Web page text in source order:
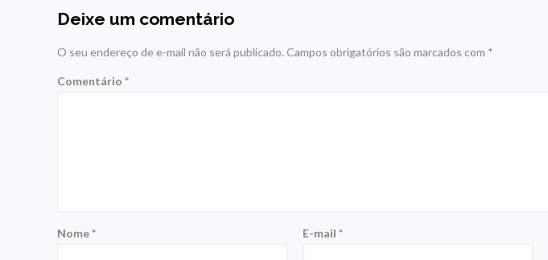
Deixe um comentário
O seu endereço de e-mail não será publicado. Campos obrigatórios são marcados com *
Comentário*
Nome* E-mail*